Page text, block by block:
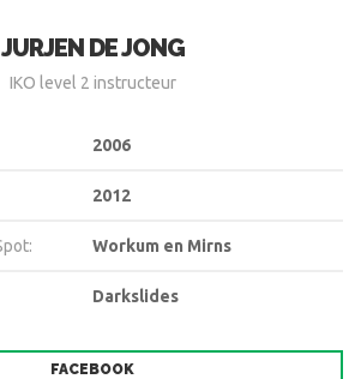
JURJEN DE JONG
IKO level 2 instructeur
2006
2012
Workum en Mirns
Darkslides
FACEBOOK